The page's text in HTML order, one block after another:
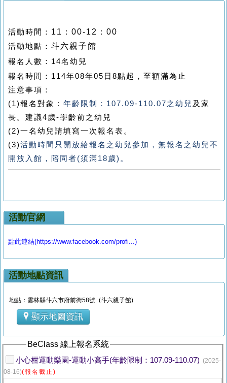
活動時間： 11 ：00-12：00
活動地點： 斗六親子館
報名人數：14名幼兒
報名時間：114年08年05日8點起，至額滿為止
注意事項：
(1)報名對象： 年齡限制：107.09-110.07之幼兒 及家
長。建議4歲-學齡前之幼兒
(2)一名幼兒請填寫一次報名表。
(3)活動時間只開放給報名之幼兒參加，無報名之幼兒不
開放入館，陪同者(須滿18歲)。
活動官網
點此連結(https://www.facebook.com/profi...)
活動地點資訊
地點：雲林縣斗六市府前街58號 (斗六親子館)
顯示地圖資訊
BeClass 線上報名系統
小心柑運動樂園-運動小高手(年齡限制：107.09-110.07) (2025-
08-16)(報名截止)